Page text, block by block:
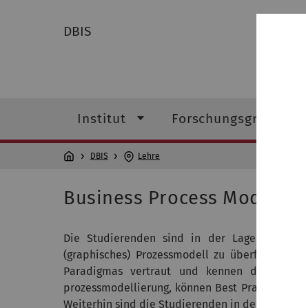
DBIS
Institut Forschungsgruppen
DBIS Lehre
Business Process
Die Studierenden sind in der Lage, bei
(graphisches) Prozessmodell zu überführen.
Paradigmas ver­traut und kennen deren
prozessmodellierung, können Best Practices
Weiterhin sind die Studieren­den in der Lage,